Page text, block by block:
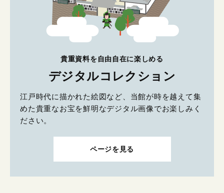
貴重資料を自由自在に楽しめる
デジタルコレクション
江戸時代に描かれた絵図など、当館が時を越えて集
めた貴重なお宝を鮮明なデジタル画像でお楽しみく
ださい。
ページを見る